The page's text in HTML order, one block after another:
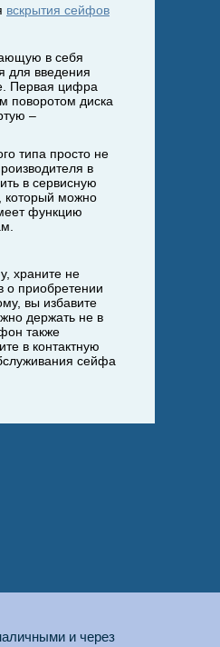
вскрытия сейфов
в себя
для введения
Первая цифра
поворотом диска
–
типа просто не
в
в сервисную
который можно
функцию
храните не
о приобретении
вы избавите
держать не в
также
в контактную
сейфа
и через